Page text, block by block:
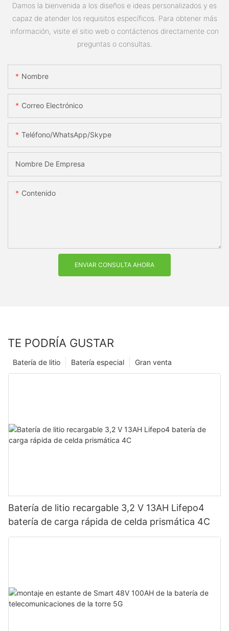
Damos la bienvenida a los diseños e ideas personalizados y es
capaz de atender los requisitos específicos. Para obtener más
información, visite el sitio web o contáctenos directamente con
preguntas o consultas.
Nombre
Correo Electrónico
Teléfono/WhatsApp/Skype
Nombre De Empresa
Contenido
ENVIAR CONSULTA AHORA
TE PODRÍA GUSTAR
Gran venta
Batería especial
Batería de litio
Batería de litio recargable 3,2 V 13AH Lifepo4
batería de carga rápida de celda prismática 4C